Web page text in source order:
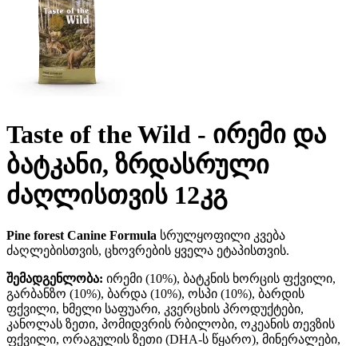
Taste of the Wild - ირემი და
ბატკანი, ზრდასრული
ძაღლისთვის 12კგ
Pine forest Canine Formula სრულყოფილი კვება
ძაღლებისთვის, ცხოვრების ყველა ეტაპისთვის.
შემადგენლობა: ირემი (10%), ბატკნის ხორცის ფქვილი,
გარბანზო (10%), ბარდა (10%), ოსპი (10%), ბარდის
ფქვილი, ხმელი საფუარი, კვერცხის პროდუქტები,
კანოლას ზეთი, პომიდვრის რბილობი, ოკეანის თევზის
ფქვილი, ორაგულის ზეთი (DHA-ს წყარო), მინერალები,